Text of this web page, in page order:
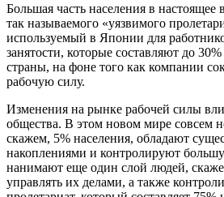
Большая часть населения в настоящее
так называемого «уязвимого
используемый в Японии для
занятости, которые составляют до
страны, на фоне того как компании
рабочую силу.
Изменения на рынке рабочей силы
общества. В этом новом мире совсем
скажем, 5% населения, обладают
накоплениями и контролируют
нанимают еще один слой людей,
управлять их делами, а также